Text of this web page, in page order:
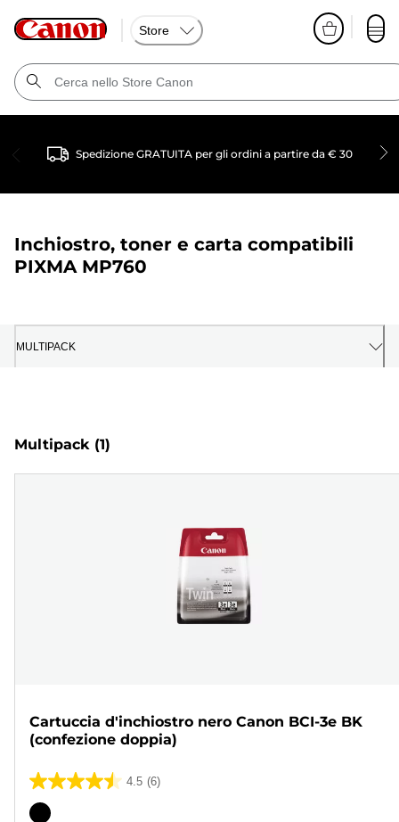
Store
Spedizione GRATUITA per gli ordini a partire da € 30
Inchiostro, toner e carta compatibili
PIXMA MP760
MULTIPACK
Multipack (1)
Cartuccia d'inchiostro nero Canon BCI-3e BK
(confezione doppia)
4.5 (6)
4.5
su
Cartuccia